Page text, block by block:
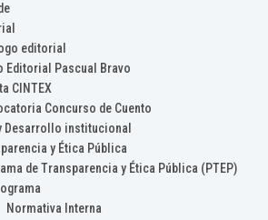
editorial
Editorial Pascual Bravo
CINTEX
Concurso de Cuento
Desarrollo institucional
y Ética Pública
de Transparencia y Ética Pública (PTEP)
Normativa Interna